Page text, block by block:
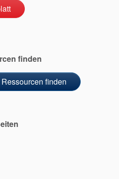
finden
finden